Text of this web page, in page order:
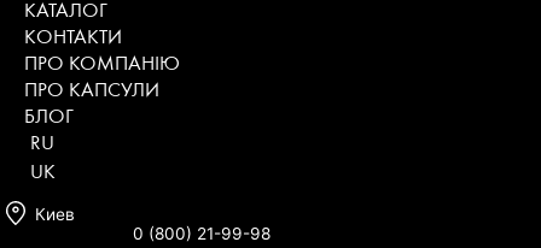
КАТАЛОГ
KОНТАКТИ
ПРО КОМПАНІЮ
ПРО КАПСУЛИ
БЛОГ
RU
UK
Киев
0 (800) 21-99-98